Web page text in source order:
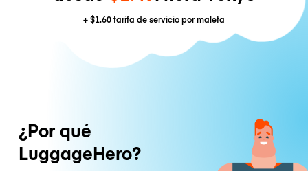
+$1.60tarifa de servicio por maleta
¿Por qué
LuggageHero?